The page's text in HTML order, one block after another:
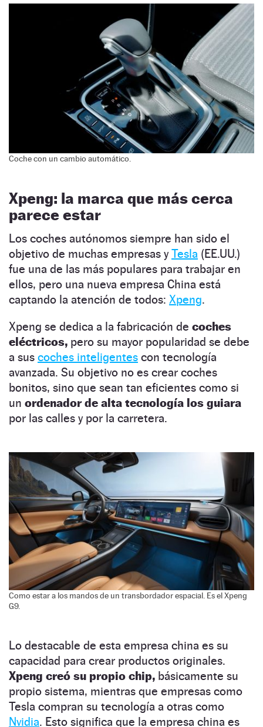
Coche con un cambio automático.
Xpeng: la marca que más cerca
parece estar
Los coches autónomos siempre han sido el
objetivo de muchas empresas yTesla (EE.UU.)
fue una de las más populares para trabajar en
ellos, pero una nueva empresa China está
captando la atención de todos: Xpeng.
Xpeng se dedica a la fabricación de coches
eléctricos, pero su mayor popularidad se debe
a sus coches inteligentes con tecnología
avanzada. Su objetivo no es crear coches
bonitos, sino que sean tan eficientes como si
un ordenador de alta tecnología los guiara
por las calles y por la carretera.
Como estar a los mandos de un transbordador espacial. Es el Xpeng
G9.
Lo destacable de esta empresa china es su
capacidad para crear productos originales.
Xpeng creó su propio chip, básicamente su
propio sistema, mientras que empresas como
Tesla compran su tecnología a otras como
Nvidia. Esto significa que la empresa china es